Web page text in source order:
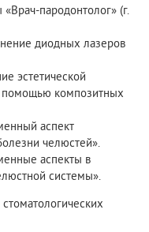
пародонтолог» (г.
диодных лазеров
эстетической
помощью композитных
аспект
челюстей».
аспекты в
системы».